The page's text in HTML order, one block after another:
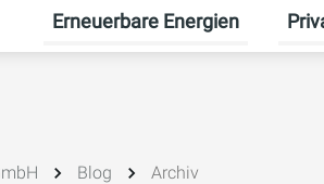
Erneuerbare Energien
Blog Archiv